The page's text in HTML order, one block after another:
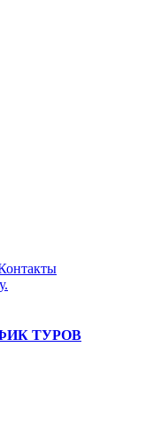
ТУРОВ